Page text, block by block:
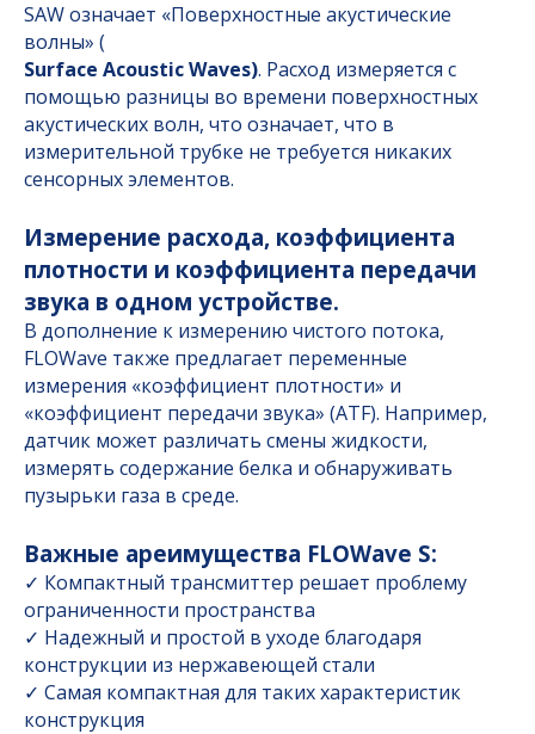
SAW означает «Поверхностные акустические
волны» (
Surface AcousticWaves). Расход измеряется с
помощью разницы во времени поверхностных
акустических волн, что означает, что в
измерительной трубке не требуется никаких
сенсорных элементов.
Измерение расхода, коэффициента
плотности и коэффициента передачи
звука в одном устройстве.
В дополнение к измерению чистого потока,
FLOWave также предлагает переменные
измерения «коэффициент плотности» и
«коэффициент передачи звука» (ATF). Например,
датчик может различать смены жидкости,
измерять содержание белка и обнаруживать
пузырьки газа в среде.
Важные ареимущества FLOWave S:
✓ Компактный трансмиттер решает проблему
ограниченности пространства
✓ Надежный и простой в уходе благодаря
конструкции из нержавеющей стали
✓ Самая компактная для таких характеристик
конструкция